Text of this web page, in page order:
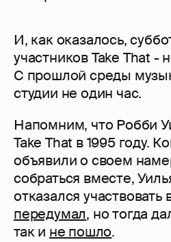
И, как оказалось,
участников Take That -
С прошлой среды
студии не один час.
Напомним, что Робби
Take That в 1995 году.
объявили о своем
собраться вместе,
отказался участвовать
передумал, но тогда
так и не пошло.